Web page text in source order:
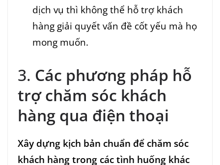
dịch vụ thì không thể hỗ trợ khách
hàng giải quyết vấn đề cốt yếu mà họ
mong muốn.
3. Các phương pháp hỗ
trợ chăm sóc khách
hàng qua điện thoại
Xây dựng kịch bản chuẩn để chăm sóc
khách hàng trong các tình huống khác